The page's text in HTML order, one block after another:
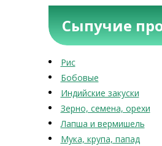
Сыпучие
Рис
Бобовые
Индийские закуски
Зерно, семена, орехи
Лапша и вермишель
Мука, крупа, папад